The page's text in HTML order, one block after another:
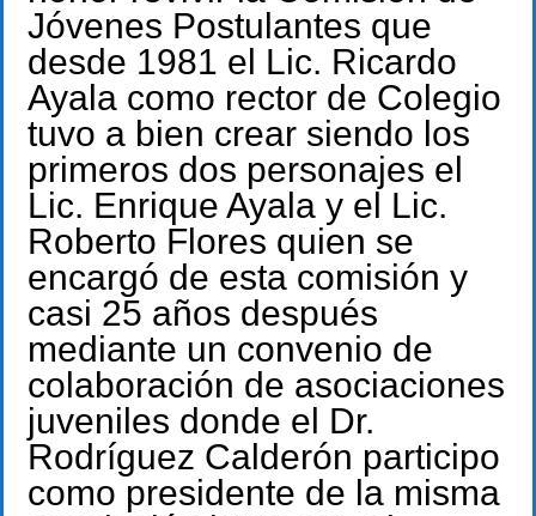
Jóvenes Postulantes que
desde 1981 el Lic. Ricardo
Ayala como rector de Colegio
tuvo a bien crear siendo los
primeros dos personajes el
Lic. Enrique Ayala y el Lic.
Roberto Flores quien se
encargó de esta comisión y
casi 25 años después
mediante un convenio de
colaboración de asociaciones
juveniles donde el Dr.
Rodríguez Calderón participo
como presidente de la misma